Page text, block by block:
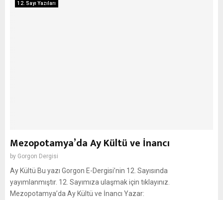
12. Sayı Yazıları
Mezopotamya’da Ay Kültü ve İnancı
by Gorgon Dergisi
Ay Kültü Bu yazı Gorgon E-Dergisi’nin 12. Sayısında
yayımlanmıştır. 12. Sayımıza ulaşmak için tıklayınız.
Mezopotamya’da Ay Kültü ve İnancı Yazar: